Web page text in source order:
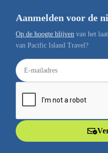
Aanmelden voor de
Op de hoogte blijven van het
van Pacific Island Travel?
E
-
a